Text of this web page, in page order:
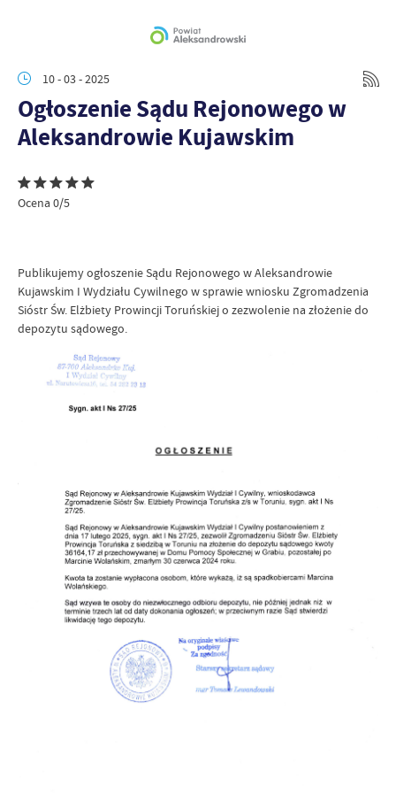
10 - 03 - 2025
Ogłoszenie Sądu Rejonowego w
Aleksandrowie Kujawskim
Ocena 0/5
Publikujemy ogłoszenie Sądu Rejonowego w Aleksandrowie
Kujawskim I Wydziału Cywilnego w sprawie wniosku Zgromadzenia
Sióstr Św. Elżbiety Prowincji Toruńskiej o zezwolenie na złożenie do
depozytu sądowego.